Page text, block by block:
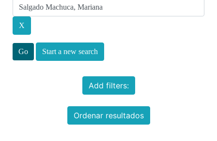
Start a new search
Add filters:
Ordenar resultados